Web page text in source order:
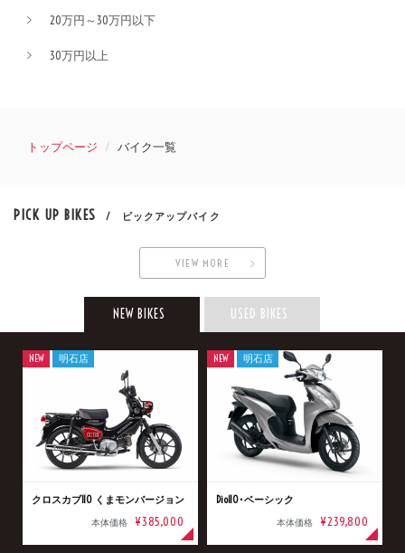
20万円～30万円以下
30万円以上
トップページ バイク一覧
PICK UP BIKES / ピックアップバイク
VIEW MORE
NEW BIKES USED BIKES
クロスカブ110 くまモンバージョン
本体価格 ¥385,000
NEW 明石店
Dio110･ベーシック
本体価格 ¥239,800
NEW 明石店